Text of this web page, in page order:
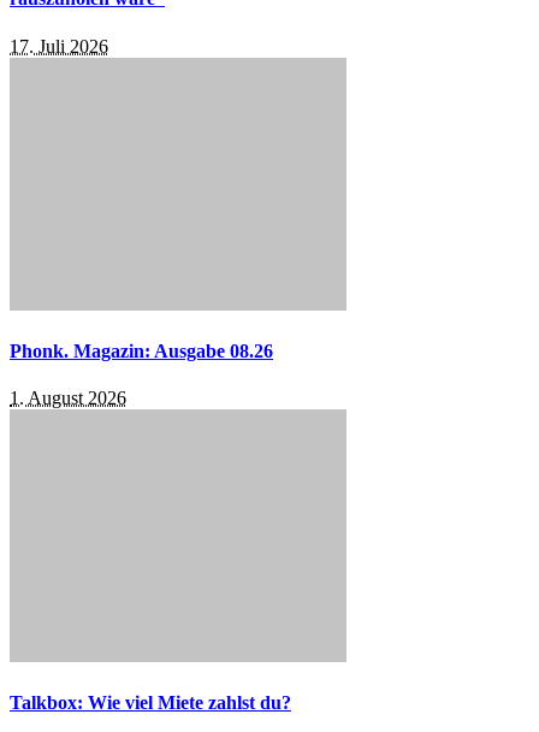
17. Juli 2026
Phonk. Magazin: Ausgabe 08.26
1. August 2026
Talkbox: Wie viel Miete zahlst du?